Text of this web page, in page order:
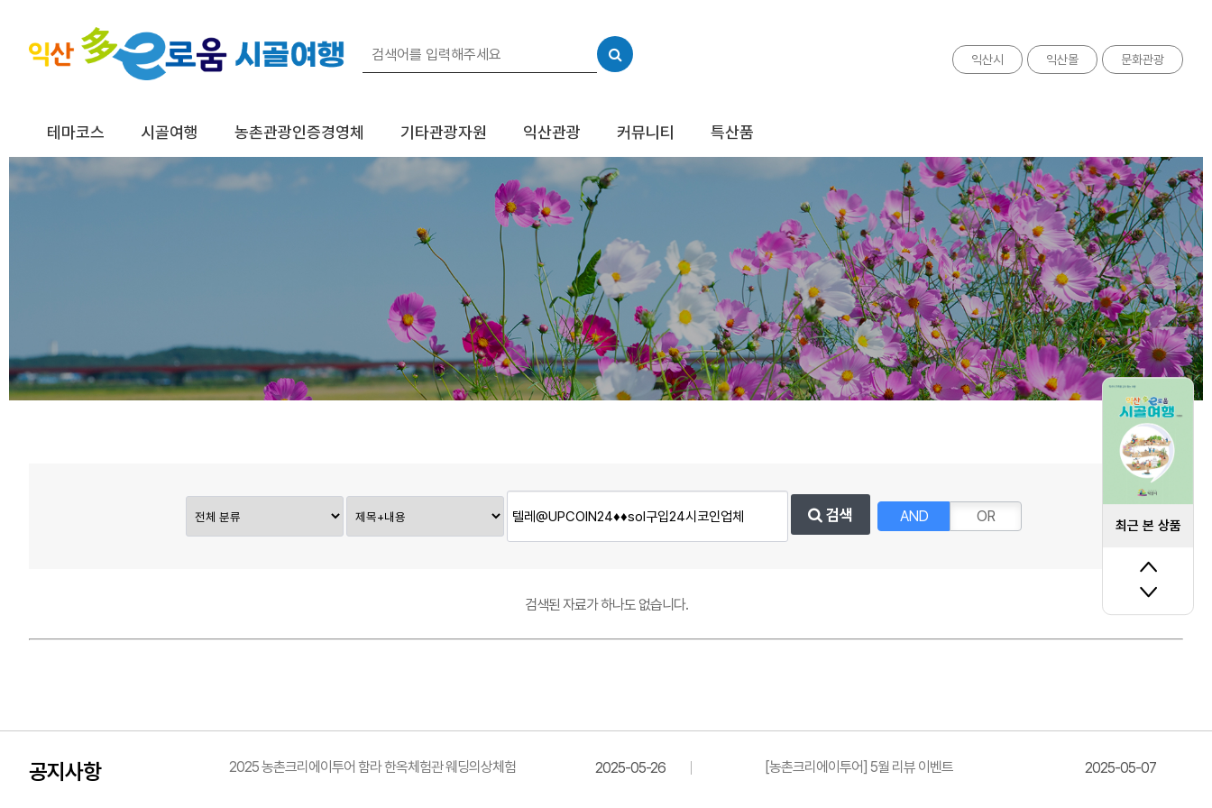
익산시 익산몰 문화관광
테마코스 시골여행 농촌관광인증경영체 기타관광자원 익산관광 커뮤니티 특산품
최근 본 상품
검색 AND OR
검색된 자료가 하나도 없습니다.
공지사항 2025 농촌크리에이투어 함라 한옥체험관 웨딩의상체험 2025-05-26 [농촌크리에이투어] 5월 리뷰 이벤트 2025-05-07